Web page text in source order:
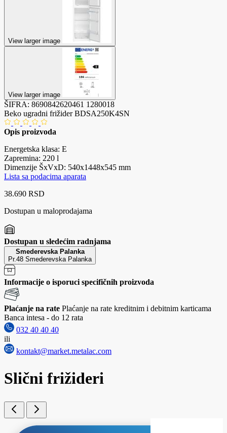
View larger image
View larger image
ŠIFRA: 8690842620461 1280018
Beko ugradni frižider BDSA250K4SN
Opis proizvoda
Energetska klasa: E
Zapremina: 220 l
Dimenzije ŠxVxD: 540x1448x545 mm
Lista sa podacima aparata
38.690 RSD
Dostupan u maloprodajama
Dostupan u sledećim radnjama
Smederevska Palanka
Pr.48 Smederevska Palanka
Informacije o isporuci specifičnih proizvoda
Plaćanje na rate Plaćanje na rate kreditnim i debitnim karticama
Banca intesa - do 12 rata
032 40 40 40
ili
kontakt@market.metalac.com
Slični frižideri